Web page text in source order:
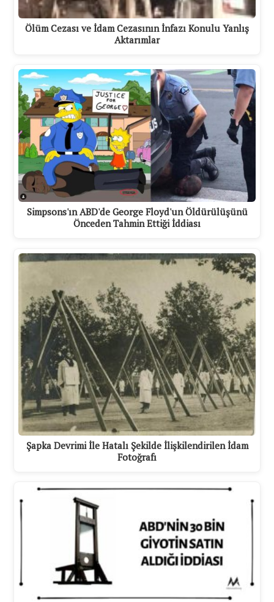
Ölüm Cezası ve İdam Cezasının İnfazı Konulu Yanlış
Aktarımlar
Simpsons'ın ABD'de George Floyd'un Öldürülüşünü
Önceden Tahmin Ettiği İddiası
Şapka Devrimi İle Hatalı Şekilde İlişkilendirilen İdam
Fotoğrafı